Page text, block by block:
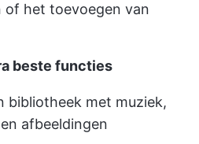
of het toevoegen van
beste functies
bibliotheek met muziek,
afbeeldingen